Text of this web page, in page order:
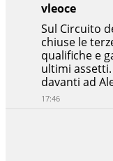
vleoce
Sul Circuito
chiuse le
qualifiche e
ultimi
davanti ad
17:46